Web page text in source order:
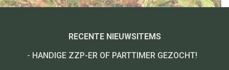
RECENTE NIEUWSITEMS
- HANDIGE ZZP-ER OF PARTTIMER GEZOCHT!